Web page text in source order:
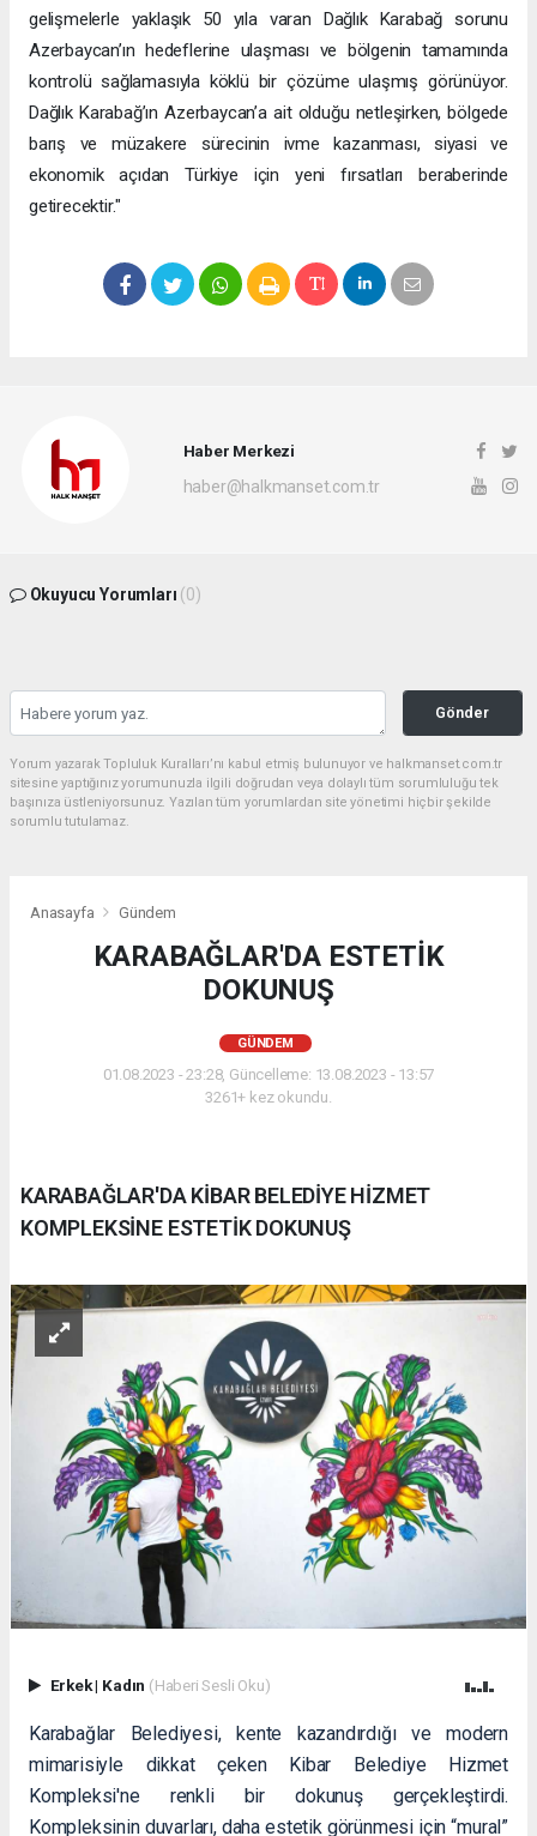
gelişmelerle yaklaşık 50 yıla varan Dağlık Karabağ sorunu
Azerbaycan’ın hedeflerine ulaşması ve bölgenin tamamında
kontrolü sağlamasıyla köklü bir çözüme ulaşmış görünüyor.
Dağlık Karabağ’ın Azerbaycan’a ait olduğu netleşirken, bölgede
barış ve müzakere sürecinin ivme kazanması, siyasi ve
ekonomik açıdan Türkiye için yeni fırsatları beraberinde
getirecektir."
Haber Merkezi
haber@halkmanset.com.tr
Okuyucu Yorumları (0)
Gönder
Yorum yazarak Topluluk Kuralları’nı kabul etmiş bulunuyor ve halkmanset.com.tr
sitesine yaptığınız yorumunuzla ilgili doğrudan veya dolaylı tüm sorumluluğu tek
başınıza üstleniyorsunuz. Yazılan tüm yorumlardan site yönetimi hiçbir şekilde
sorumlu tutulamaz.
Anasayfa Gündem
KARABAĞLAR'DA ESTETİK
DOKUNUŞ
GÜNDEM
01.08.2023 - 23:28, Güncelleme: 13.08.2023 - 13:57
3261+ kez okundu.
KARABAĞLAR'DA KİBAR BELEDİYE HİZMET
KOMPLEKSİNE ESTETİK DOKUNUŞ
Erkek| Kadın (Haberi Sesli Oku)
Karabağlar Belediyesi, kente kazandırdığı ve modern
mimarisiyle dikkat çeken Kibar Belediye Hizmet
Kompleksi'ne renkli bir dokunuş gerçekleştirdi.
Kompleksinin duvarları, daha estetik görünmesi için “mural”